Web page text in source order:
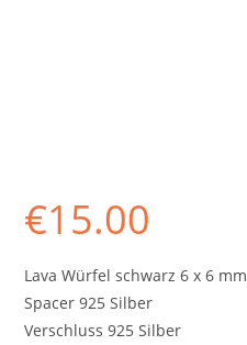
€15.00
Lava Würfel schwarz 6 x 6 mm
Spacer 925 Silber
Verschluss 925 Silber